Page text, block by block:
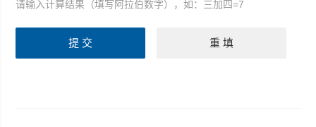
请输入计算结果（填写阿拉伯数字），如：三加四=7